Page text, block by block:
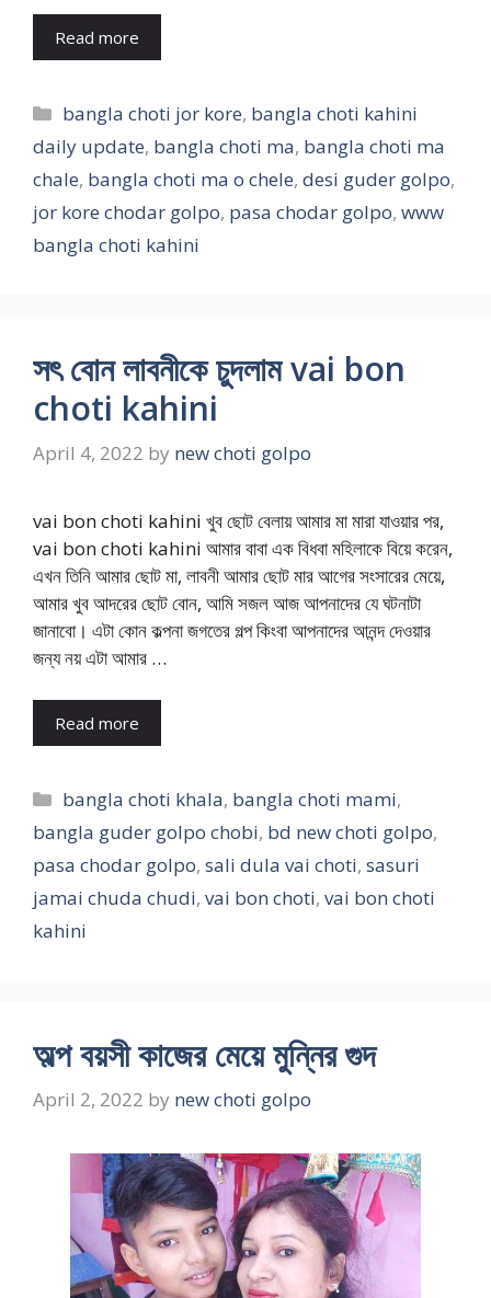
Read more
Categories
bangla choti jor kore, bangla choti kahini
daily update, bangla choti ma, bangla choti ma
chale, bangla choti ma o chele, desi guder golpo,
jor kore chodar golpo, pasa chodar golpo, www
bangla choti kahini
সৎ বোন লাবনীকে চুদলাম vai bon
choti kahini
April 4, 2022 by new choti golpo
vai bon choti kahini খুব ছোট বেলায় আমার মা মারা যাওয়ার পর,
vai bon choti kahini আমার বাবা এক বিধবা মহিলাকে বিয়ে করেন,
এখন তিনি আমার ছোট মা, লাবনী আমার ছোট মার আগের সংসারের মেয়ে,
আমার খুব আদরের ছোট বোন, আমি সজল আজ আপনাদের যে ঘটনাটা
জানাবো। এটা কোন কল্পনা জগতের গল্প কিংবা আপনাদের আনন্দ দেওয়ার
জন্য নয় এটা আমার …
Read more
Categories
bangla choti khala, bangla choti mami,
bangla guder golpo chobi, bd new choti golpo,
pasa chodar golpo, sali dula vai choti, sasuri
jamai chuda chudi, vai bon choti, vai bon choti
kahini
অল্প বয়সী কাজের মেয়ে মুন্নির গুদ
April 2, 2022 by new choti golpo